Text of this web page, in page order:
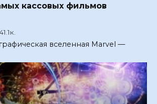
кассовых фильмов
вселенная Marvel —